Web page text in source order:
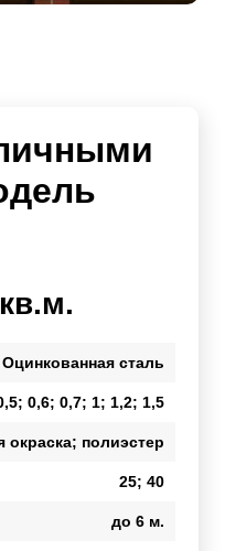
Оцинкованная сталь
0,6; 0,7; 1; 1,2; 1,5
окраска; полиэстер
25; 40
до 6 м.